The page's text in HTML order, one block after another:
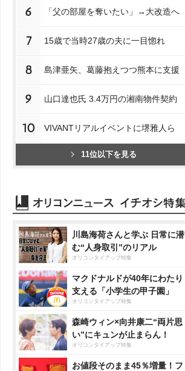
6 「父の部屋を奪いたい」→大改造へ
7 15歳で当時27歳の夫に一目惚れ
8 島津亜矢、葛藤抱えつつ熊本に支援
9 山口達也氏 3.4万円の湘南物件契約
10 VIVANTリアルイベントに堺雅人ら
11位以下を見る
川島海荷さんと学ぶ 日常に潜
む“人身取引”のリアル
オリコンタイアップ特集
マクドナルドが40年にわたり
支える「小学生の甲子園」
オリコンタイアップ特集
森崎ウィン×向井康二“両片思
い”にキュンが止まらん！
オリコンタイアップ特集
お値段そのまま45％増量！フ